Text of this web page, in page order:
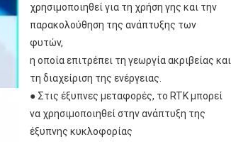
χρησιμοποιηθεί για τη χρήση γης και την
παρακολούθηση της ανάπτυξης των
φυτών,
η οποία επιτρέπει τη γεωργία ακριβείας και
τη διαχείριση της ενέργειας.
● Στις έξυπνες μεταφορές, το RTK μπορεί
να χρησιμοποιηθεί στην ανάπτυξη της
έξυπνης κυκλοφορίας